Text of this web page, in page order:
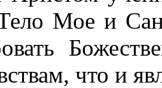
Тело Мое и
что и